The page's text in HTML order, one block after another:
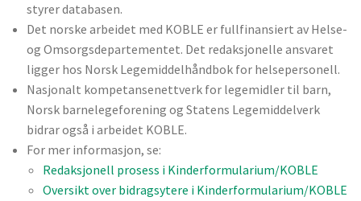
styrer databasen.
Det norske arbeidet med KOBLE er fullfinansiert av Helse-
og Omsorgsdepartementet. Det redaksjonelle ansvaret
ligger hos Norsk Legemiddelhåndbok for helsepersonell.
Nasjonalt kompetansenettverk for legemidler til barn,
Norsk barnelegeforening og Statens Legemiddelverk
bidrar også i arbeidet KOBLE.
For mer informasjon, se:
Redaksjonell prosess i Kinderformularium/KOBLE
Oversikt over bidragsytere i Kinderformularium/KOBLE